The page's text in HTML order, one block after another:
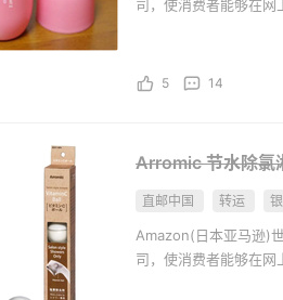
司，使消费者能够在网
和办公用品、婴幼儿
5 14
Arromic 节水除氯
直邮中国 转运
Amazon(日本亚马逊)
司，使消费者能够在网